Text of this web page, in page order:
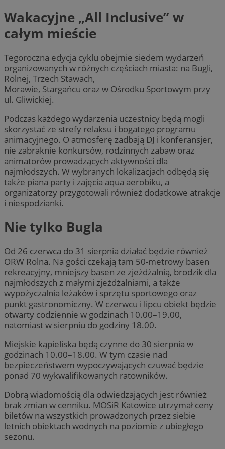
Wakacyjne „All Inclusive” w
całym mieście
Tegoroczna edycja cyklu obejmie siedem wydarzeń
organizowanych w różnych częściach miasta: na Bugli,
Rolnej, Trzech Stawach,
Morawie, Stargańcu oraz w Ośrodku Sportowym przy
ul. Gliwickiej.
Podczas każdego wydarzenia uczestnicy będą mogli
skorzystać ze strefy relaksu i bogatego programu
animacyjnego. O atmosferę zadbają DJ i konferansjer,
nie zabraknie konkursów, rodzinnych zabaw oraz
animatorów prowadzących aktywności dla
najmłodszych. W wybranych lokalizacjach odbędą się
także piana party i zajęcia aqua aerobiku, a
organizatorzy przygotowali również dodatkowe atrakcje
i niespodzianki.
Nie tylko Bugla
Od 26 czerwca do 31 sierpnia działać będzie również
ORW Rolna. Na gości czekają tam 50-metrowy basen
rekreacyjny, mniejszy basen ze zjeżdżalnią, brodzik dla
najmłodszych z małymi zjeżdżalniami, a także
wypożyczalnia leżaków i sprzętu sportowego oraz
punkt gastronomiczny. W czerwcu i lipcu obiekt będzie
otwarty codziennie w godzinach 10.00–19.00,
natomiast w sierpniu do godziny 18.00.
Miejskie kąpieliska będą czynne do 30 sierpnia w
godzinach 10.00–18.00. W tym czasie nad
bezpieczeństwem wypoczywających czuwać będzie
ponad 70 wykwalifikowanych ratowników.
Dobrą wiadomością dla odwiedzających jest również
brak zmian w cenniku. MOSiR Katowice utrzymał ceny
biletów na wszystkich prowadzonych przez siebie
letnich obiektach wodnych na poziomie z ubiegłego
sezonu.